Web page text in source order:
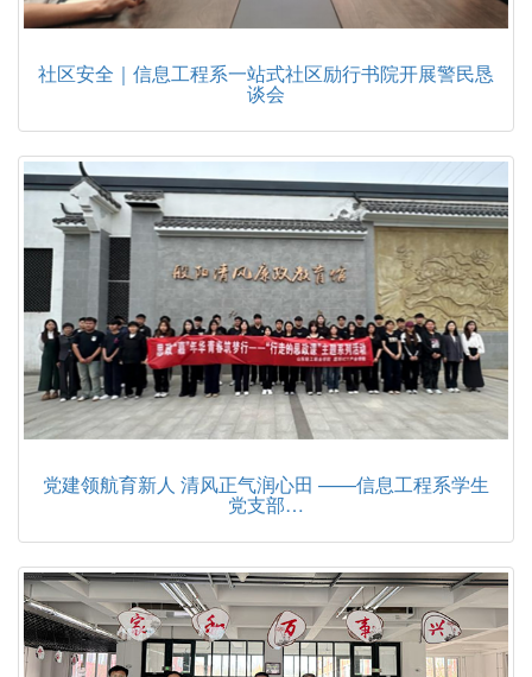
社区安全｜信息工程系一站式社区励行书院开展警民恳
谈会
党建领航育新人 清风正气润心田 ——信息工程系学生
党支部…